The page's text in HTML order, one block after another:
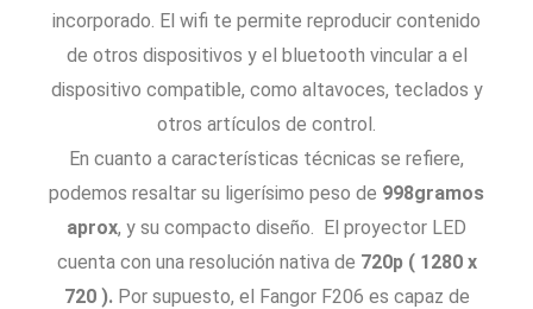
incorporado. El wifi te permite reproducir contenido
de otros dispositivos y el bluetooth vincular a el
dispositivo compatible, como altavoces, teclados y
otros artículos de control.
En cuanto a características técnicas se refiere,
podemos resaltar su ligerísimo peso de 998gramos
aprox, y su compacto diseño. El proyector LED
cuenta con una resolución nativa de 720p ( 1280 x
720 ).Por supuesto, el Fangor F206 es capaz de